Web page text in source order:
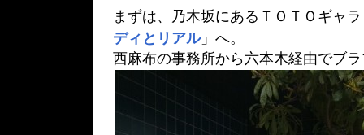
まずは、乃木坂にあるＴＯＴＯギャ
ディとリアル」へ。
西麻布の事務所から六本木経由でブ